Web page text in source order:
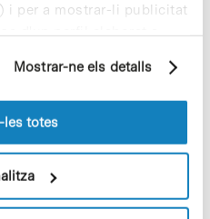
i per a mostrar-li publicitat
d'un perfil elaborat a
més informació sobre
Política de cookiesdel
Mostrar-ne els detalls
les totes